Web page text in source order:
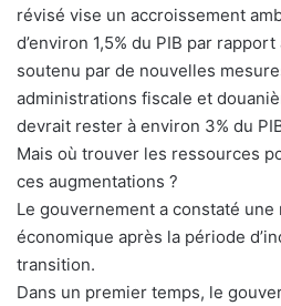
révisé vise un accroissement
d’environ 1,5% du PIB par
soutenu par de nouvelles
administrations fiscale et
devrait rester à environ 3% du
Mais où trouver les ressources
ces augmentations ?
Le gouvernement a constaté une
économique après la période
transition.
Dans un premier temps, le